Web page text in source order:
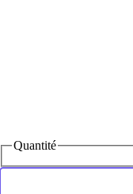
Quantité